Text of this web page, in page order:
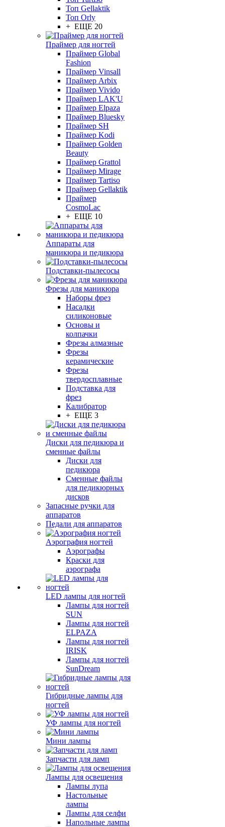
Топ Gellaktik
Топ Orly
+ ЕЩЕ 20
Праймер для ногтей
Праймер Global
Fashion
Праймер Vinsall
Праймер Arbix
Праймер Vivido
Праймер LAK'U
Праймер Elpaza
Праймер Bluesky
Праймер SH
Праймер Kodi
Праймер Golden
Beauty
Праймер Grattol
Праймер Mirage
Праймер Tartiso
Праймер Gellaktik
Праймер
CosmoLac
+ ЕЩЕ 10
Аппараты для
маникюра и педикюра
Подставки-пылесосы
Фрезы для маникюра
Наборы фрез
Насадки
силиконовые
Основы и
колпачки
Фрезы алмазные
Фрезы
керамические
Фрезы
твердосплавные
Подставка для
фрез
Калибратор
+ ЕЩЕ 3
Диски для педикюра и
сменные файлы
Диски для
педикюра
Сменные файлы
для педикюрных
дисков
Запасные ручки для
аппаратов
Педали для аппаратов
Аэрография ногтей
Аэрографы
Краски для
аэрографа
LED лампы для ногтей
Лампы для ногтей
SUN
Лампы для ногтей
ELPAZA
Лампы для ногтей
IRISK
Лампы для ногтей
SunDream
Гибридные лампы для
ногтей
УФ лампы для ногтей
Мини лампы
Запчасти для ламп
Лампы для освещения
Лампы лупа
Настольные
лампы
Лампы для селфи
Напольные лампы